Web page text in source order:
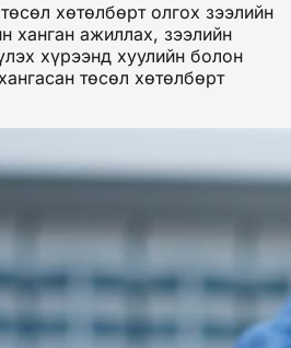
хөтөлбөрт олгох зээлийн
ханган ажиллах, зээлийн
хүрээнд хуулийн болон
төсөл хөтөлбөрт